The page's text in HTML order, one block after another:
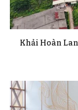
Khải Hoàn